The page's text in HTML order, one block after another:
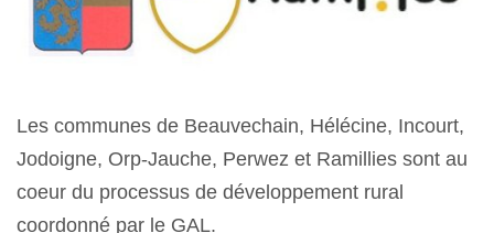
Les communes de Beauvechain, Hélécine, Incourt,
Jodoigne, Orp-Jauche, Perwez et Ramillies sont au
coeur du processus de développement rural
coordonné par le GAL.